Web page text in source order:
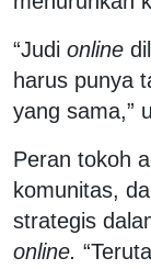
“Judi online
harus punya
yang sama,”
Peran tokoh
komunitas,
strategis
online.